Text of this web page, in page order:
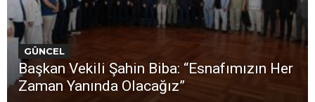
GÜNCEL
Başkan Vekili Şahin Biba: “Esnafımızın Her
Zaman Yanında Olacağız”